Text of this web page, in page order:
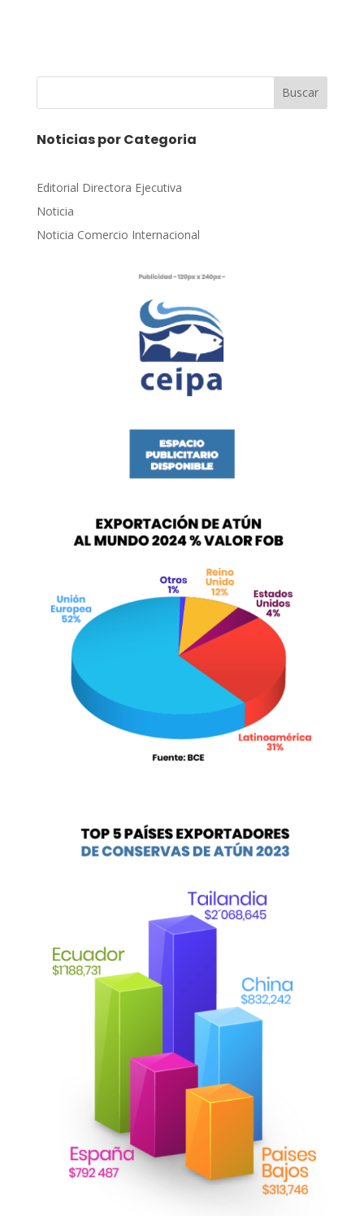
Buscar
Noticias por Categoria
Editorial Directora Ejecutiva
Noticia
Noticia Comercio Internacional